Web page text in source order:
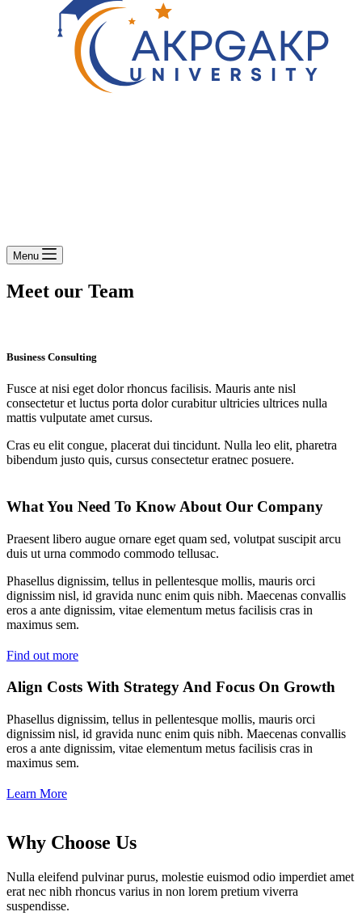
Menu
Meet our Team
Business Consulting
Fusce at nisi eget dolor rhoncus facilisis. Mauris ante nisl
consectetur et luctus porta dolor curabitur ultricies ultrices nulla
mattis vulputate amet cursus.
Cras eu elit congue, placerat dui tincidunt. Nulla leo elit, pharetra
bibendum justo quis, cursus consectetur eratnec posuere.
What You Need To Know About Our Company
Praesent libero augue ornare eget quam sed, volutpat suscipit arcu
duis ut urna commodo commodo tellusac.
Phasellus dignissim, tellus in pellentesque mollis, mauris orci
dignissim nisl, id gravida nunc enim quis nibh. Maecenas convallis
eros a ante dignissim, vitae elementum metus facilisis cras in
maximus sem.
Find out more
Align Costs With Strategy And Focus On Growth
Phasellus dignissim, tellus in pellentesque mollis, mauris orci
dignissim nisl, id gravida nunc enim quis nibh. Maecenas convallis
eros a ante dignissim, vitae elementum metus facilisis cras in
maximus sem.
Learn More
Why Choose Us
Nulla eleifend pulvinar purus, molestie euismod odio imperdiet amet
erat nec nibh rhoncus varius in non lorem pretium viverra
suspendisse.